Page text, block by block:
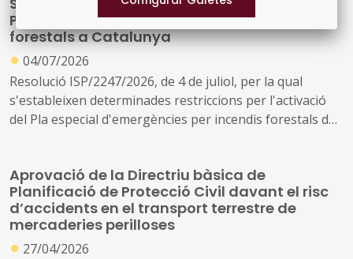
Pla especial d’emergències per incendis
forestals a Catalunya
● 04/07/2026
Resolució ISP/2247/2026, de 4 de juliol, per la qual
s'estableixen determinades restriccions per l'activació
del Pla especial d'emergències per incendis forestals de
Aprovació de la Directriu bàsica de
Planificació de Protecció Civil davant el risc
d’accidents en el transport terrestre de
mercaderies perilloses
● 27/04/2026